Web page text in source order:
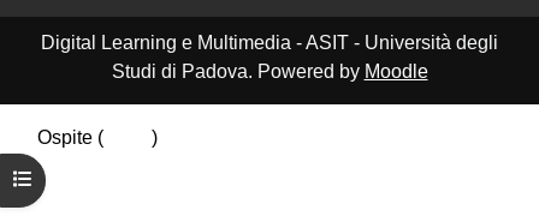
Apri indice del corso
Digital Learning e Multimedia - ASIT - Università degli
Studi di Padova. Powered by Moodle
Ospite (
)
Riepilogo della conservazione dei dati
Politiche